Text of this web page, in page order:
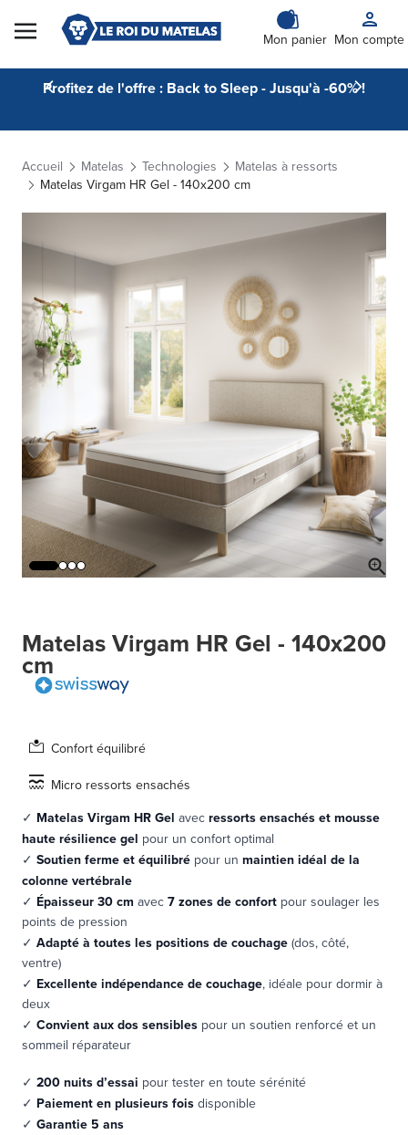
Skip to Content
Mon panier Mon compte
Profitez de l'offre : Back to Sleep - Jusqu'à -60% !
Accueil Matelas Technologies
Matelas à ressorts
Matelas Virgam HR Gel - 140x200 cm
Matelas Virgam HR Gel - 140x200
cm
Confort équilibré
Micro ressorts ensachés
✓ Matelas Virgam HR Gel avec ressorts ensachés et mousse
haute résilience gel pour un confort optimal
✓ Soutien ferme et équilibré pour un maintien idéal de la
colonne vertébrale
✓ Épaisseur 30 cm avec 7 zones de confort pour soulager les
points de pression
✓ Adapté à toutes les positions de couchage (dos, côté,
ventre)
✓ Excellente indépendance de couchage, idéale pour dormir à
deux
✓ Convient aux dos sensibles pour un soutien renforcé et un
sommeil réparateur
✓ 200 nuits d’essai pour tester en toute sérénité
✓ Paiement en plusieurs fois disponible
✓ Garantie 5 ans